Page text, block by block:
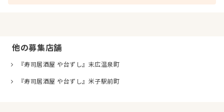
他の募集店舗
『寿司居酒屋 や台ずし』末広温泉町
『寿司居酒屋 や台ずし』米子駅前町